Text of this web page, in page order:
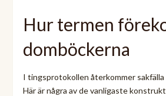
Hur termen
domböckerna
I tingsprotokollen återkommer
Här är några av de vanligaste